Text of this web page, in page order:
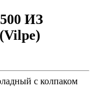
ИЗ